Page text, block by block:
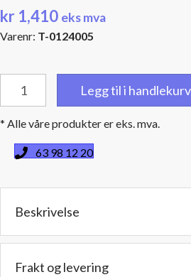
kr 1,410 eks mva
Varenr: T-0124005
(12,7
BSPT
hanngjenger
Lengde:
15,2
Legg til i handlekurv
* Alle våre produkter er eks. mva.
63 98 12 20
Beskrivelse
Frakt og levering